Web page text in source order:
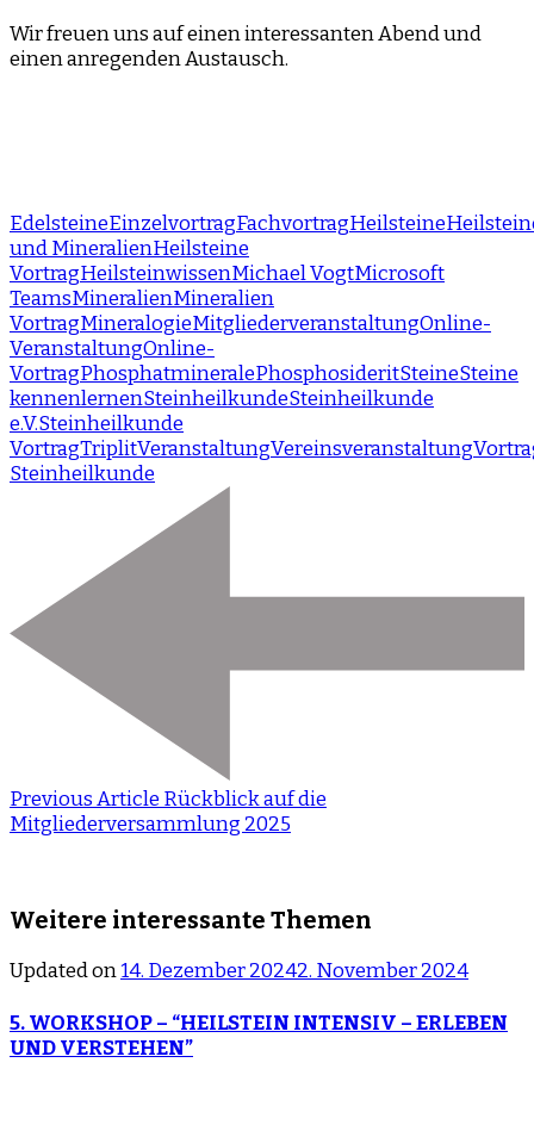
Wir freuen uns auf einen interessanten Abend und
einen anregenden Austausch.
EdelsteineEinzelvortragFachvortragHeilsteine
und MineralienHeilsteine
VortragHeilsteinwissenMichael VogtMicrosoft
TeamsMineralienMineralien
VortragMineralogieMitgliederveranstaltungOnline-
VeranstaltungOnline-
VortragPhosphatmineralePhosphosideritSteineSteine
kennenlernenSteinheilkundeSteinheilkunde
e.V.Steinheilkunde
VortragTriplitVeranstaltungVereinsveranstaltung
Steinheilkunde
Previous Article Rückblick auf die
Mitgliederversammlung 2025
Weitere interessante Themen
Updated on14. Dezember 20242. November 2024
5. WORKSHOP – “HEILSTEIN INTENSIV – ERLEBEN
UND VERSTEHEN”